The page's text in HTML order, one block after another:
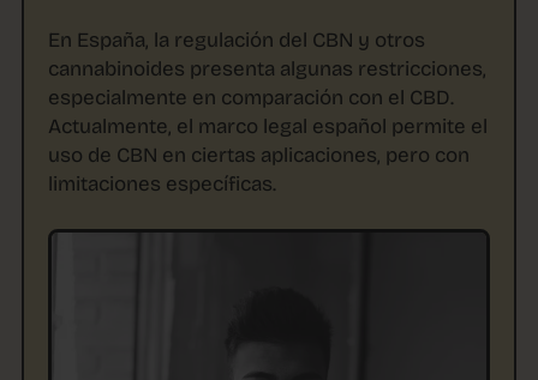
En España, la regulación del CBN y otros
cannabinoides presenta algunas restricciones,
especialmente en comparación con el CBD.
Actualmente, el marco legal español permite el
uso de CBN en ciertas aplicaciones, pero con
limitaciones específicas.